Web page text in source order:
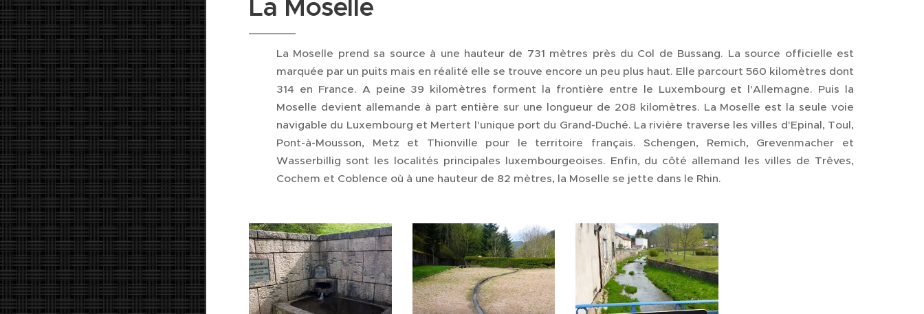
La Moselle
La Moselle prend sa source à une hauteur de 731 mètres près du Col de Bussang. La source officielle est
marquée par un puits mais en réalité elle se trouve encore un peu plus haut. Elle parcourt 560 kilomètres dont
314 en France. A peine 39 kilomètres forment la frontière entre le Luxembourg et l'Allemagne. Puis la
Moselle devient allemande à part entière sur une longueur de 208 kilomètres. La Moselle est la seule voie
navigable du Luxembourg et Mertert l'unique port du Grand-Duché. La rivière traverse les villes d'Epinal, Toul,
Pont-à-Mousson, Metz et Thionville pour le territoire français. Schengen, Remich, Grevenmacher et
Wasserbillig sont les localités principales luxembourgeoises. Enfin, du côté allemand les villes de Trêves,
Cochem et Coblence où à une hauteur de 82 mètres, la Moselle se jette dans le Rhin.